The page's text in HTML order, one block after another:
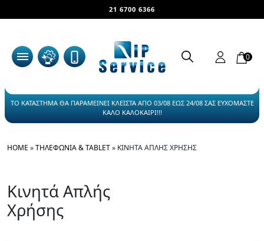
21 6700 6366
0
ΤΟ ΚΑΤΑΣΤΗΜΑ ΘΑ ΠΑΡΑΜΕΙΝΕΙ ΚΛΕΙΣΤΑ ΑΠΟ 03/08 ΕΩΣ 24/08 ΣΑΣ ΕΥΧΟΜΑΣΤΕ
ΚΑΛΟ ΚΑΛΟΚΑΙΡΙ!!!
HOME »ΤΗΛΕΦΩΝΊΑ & TABLET» ΚΙΝΗΤΆ ΑΠΛΉΣ ΧΡΉΣΗΣ
Κινητά Απλής
Χρήσης